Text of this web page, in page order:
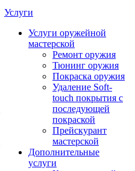
Услуги
Услуги оружейной
мастерской
Ремонт оружия
Тюнинг оружия
Покраска оружия
Удаление Soft-
touch покрытия с
последующей
покраской
Прейскурант
мастерской
Дополнительные
услуги